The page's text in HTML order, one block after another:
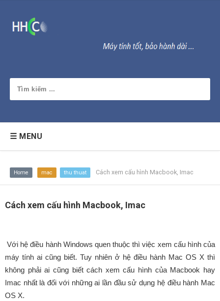
☰ MENU
Home mac thu thuat Cách xem cấu hình Macbook, Imac
Cách xem cấu hình Macbook, Imac
Với hệ điều hành Windows quen thuộc thì việc xem cấu hình của
máy tính ai cũng biết. Tuy nhiên ở hệ điều hành Mac OS X thì
không phải ai cũng biết cách xem cấu hình của Macbook hay
Imac nhất là đối với những ai lần đầu sử dụng hệ điều hành Mac
OS X.